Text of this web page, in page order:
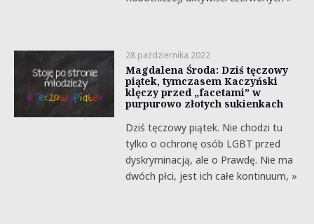
28 października 2022
Magdalena Środa: Dziś tęczowy
piątek, tymczasem Kaczyński
klęczy przed „facetami” w
purpurowo złotych sukienkach
Dziś tęczowy piątek. Nie chodzi tu
tylko o ochronę osób LGBT przed
dyskryminacją, ale o Prawdę. Nie ma
dwóch płci, jest ich całe kontinuum, »